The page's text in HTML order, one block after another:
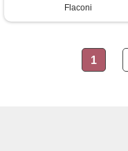
Flaconi
1